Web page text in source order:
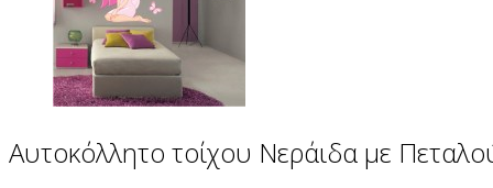
Αυτοκόλλητο τοίχου Νεράιδα με